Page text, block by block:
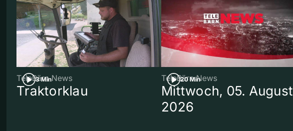
3 Min
TeleBärn News
Traktorklau
20 Min
TeleBärn News
Mittwoch, 05. August
2026